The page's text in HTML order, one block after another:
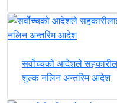
सर्वोच्चको आदेशले
शुल्क नलिन अन्तरिम आदेश